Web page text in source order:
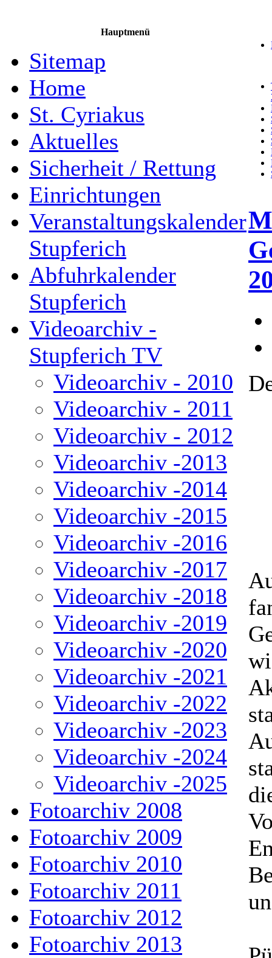
Hauptmenü
Sitemap
Home
St. Cyriakus
Aktuelles
Sicherheit / Rettung
Einrichtungen
Veranstaltungskalender
Stupferich
Abfuhrkalender
Stupferich
Videoarchiv -
Stupferich TV
Videoarchiv - 2010
Videoarchiv - 2011
Videoarchiv - 2012
Videoarchiv -2013
Videoarchiv -2014
Videoarchiv -2015
Videoarchiv -2016
Videoarchiv -2017
Videoarchiv -2018
Videoarchiv -2019
Videoarchiv -2020
Videoarchiv -2021
Videoarchiv -2022
Videoarchiv -2023
Videoarchiv -2024
Videoarchiv -2025
Fotoarchiv 2008
Fotoarchiv 2009
Fotoarchiv 2010
Fotoarchiv 2011
Fotoarchiv 2012
Fotoarchiv 2013